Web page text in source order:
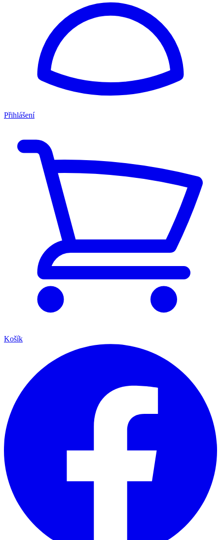
Přihlášení
Košík